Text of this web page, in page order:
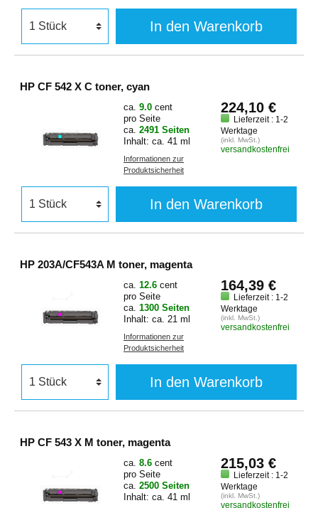
In den Warenkorb
HP CF 542 X C toner, cyan
ca. 9.0 cent
pro Seite
ca. 2491 Seiten
Inhalt: ca. 41 ml
Informationen zur
Produktsicherheit
224,10 €
Lieferzeit : 1-2
Werktage
(inkl. MwSt.)
versandkostenfrei
In den Warenkorb
HP 203A/CF543A M toner, magenta
ca. 12.6 cent
pro Seite
ca. 1300 Seiten
Inhalt: ca. 21 ml
Informationen zur
Produktsicherheit
164,39 €
Lieferzeit : 1-2
Werktage
(inkl. MwSt.)
versandkostenfrei
In den Warenkorb
HP CF 543 X M toner, magenta
ca. 8.6 cent
pro Seite
ca. 2500 Seiten
Inhalt: ca. 41 ml
215,03 €
Lieferzeit : 1-2
Werktage
(inkl. MwSt.)
versandkostenfrei